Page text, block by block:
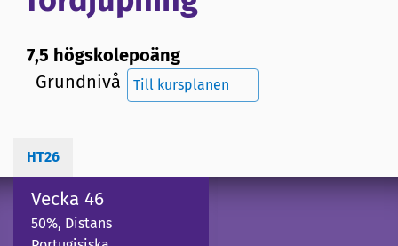
7,5 högskolepoäng
Grundnivå
Till kursplanen
HT26
Vecka 46
50%, Distans